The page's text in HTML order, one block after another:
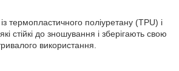
термопластичного поліуретану (TPU) і
стійкі до зношування і зберігають свою
використання.